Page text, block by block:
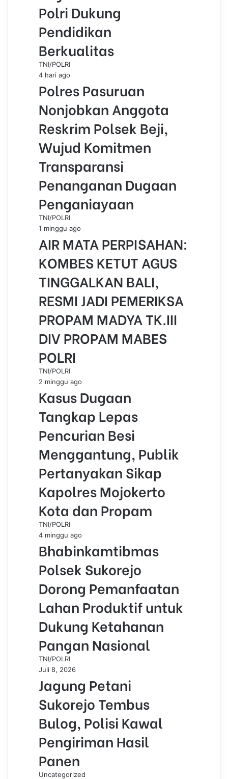
Polri Dukung
Pendidikan
Berkualitas
TNI/POLRI
4 hari ago
Polres Pasuruan
Nonjobkan Anggota
Reskrim Polsek Beji,
Wujud Komitmen
Transparansi
Penanganan Dugaan
Penganiayaan
TNI/POLRI
1 minggu ago
AIR MATA PERPISAHAN:
KOMBES KETUT AGUS
TINGGALKAN BALI,
RESMI JADI PEMERIKSA
PROPAM MADYA TK.III
DIV PROPAM MABES
POLRI
TNI/POLRI
2 minggu ago
Kasus Dugaan
Tangkap Lepas
Pencurian Besi
Menggantung, Publik
Pertanyakan Sikap
Kapolres Mojokerto
Kota dan Propam
TNI/POLRI
4 minggu ago
Bhabinkamtibmas
Polsek Sukorejo
Dorong Pemanfaatan
Lahan Produktif untuk
Dukung Ketahanan
Pangan Nasional
TNI/POLRI
Juli 8, 2026
Jagung Petani
Sukorejo Tembus
Bulog, Polisi Kawal
Pengiriman Hasil
Panen
Uncategorized